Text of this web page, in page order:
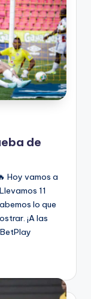
de
Hoy vamos a
11
lo que
¡A las